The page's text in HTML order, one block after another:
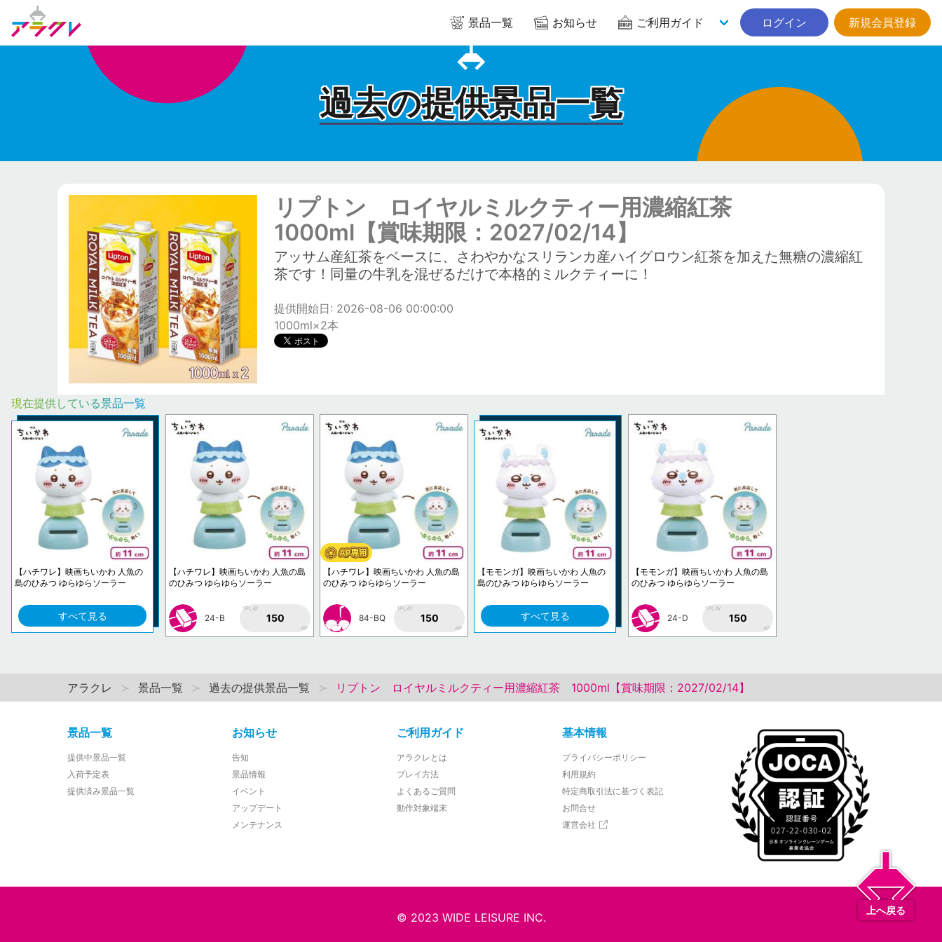
景品一覧 お知らせ ご利用ガイド ログイン 新規会員登録
過去の提供景品一覧
リプトン ロイヤルミルクティー用濃縮紅茶
1000ml【賞味期限：2027/02/14】
アッサム産紅茶をベースに、さわやかなスリランカ産ハイグロウン紅茶を加えた無糖の濃縮紅
茶です！同量の牛乳を混ぜるだけで本格的ミルクティーに！
提供開始日: 2026-08-06 00:00:00
1000ml×2本
現在提供している景品一覧
【ハチワレ】映画ちいかわ 人魚の
島のひみつ ゆらゆらソーラー
すべて見る
【ハチワレ】映画ちいかわ 人魚の島
のひみつ ゆらゆらソーラー
24-B
1PLAY
150
AP
【ハチワレ】映画ちいかわ 人魚の島
のひみつ ゆらゆらソーラー
84-BQ
1PLAY
150
AP
【モモンガ】映画ちいかわ 人魚の
島のひみつ ゆらゆらソーラー
すべて見る
【モモンガ】映画ちいかわ 人魚の島
のひみつ ゆらゆらソーラー
24-D
1PLAY
150
AP
アラクレ 景品一覧 過去の提供景品一覧 リプトン ロイヤルミルクティー用濃縮紅茶 1000ml【賞味期限：2027/02/14】
景品一覧
提供中景品一覧
入荷予定表
提供済み景品一覧
お知らせ
告知
景品情報
イベント
アップデート
メンテナンス
ご利用ガイド
アラクレとは
プレイ方法
よくあるご質問
動作対象端末
基本情報
プライバシーポリシー
利用規約
特定商取引法に基づく表記
お問合せ
運営会社
© 2023 WIDE LEISURE INC.
上へ戻る